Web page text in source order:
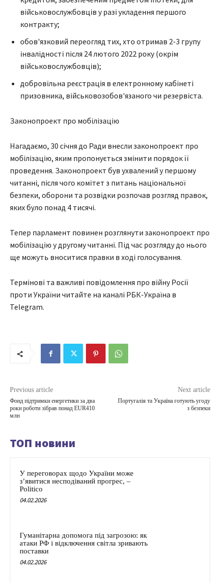
військовослужбовців у разі укладення першого
контракту;
обов'язковий переогляд тих, хто отримав 2-3 групу
інвалідності після 24 лютого 2022 року (окрім
військовослужбовців);
добровільна реєстрація в електронному кабінеті
призовника, військовозобов'язаного чи резервіста.
Законопроект про мобілізацію
Нагадаємо, 30 січня до Ради внесли законопроект про
мобілізацію, яким пропонується змінити порядок її
проведення. Законопроект був ухвалений у першому
читанні, після чого комітет з питань національної
безпеки, оборони та розвідки розпочав розгляд правок,
яких було понад 4 тисячі.
Тепер парламент повинен розглянути законопроект про
мобілізацію у другому читанні. Під час розгляду до нього
ще можуть вноситися правки в ході голосування.
Термінові та важливі повідомлення про війну Росії
проти України читайте на каналі РБК-Україна в
Telegram.
Previous article
Фонд підтримки енергетики за два
роки роботи зібрав понад EUR410
млн
Next article
Португалія та Україна готують угоду
з безпеки
ТОП новини
У переговорах щодо України може
з’явитися несподіваний прогрес, –
Politico
04.02.2026
Гуманітарна допомога під загрозою: як
атаки РФ і відключення світла зривають
поставки
04.02.2026